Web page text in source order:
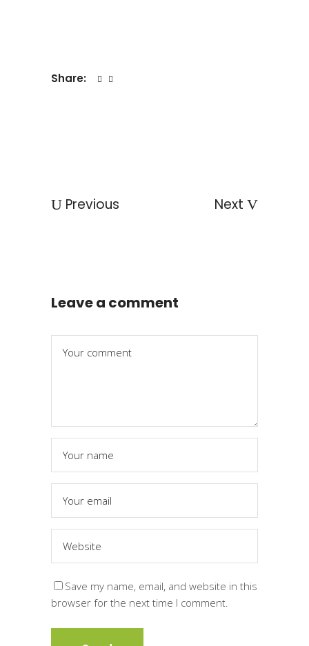
Share:
Previous Next
Leave a comment
Save my name, email, and website in this
browser for the next time I comment.